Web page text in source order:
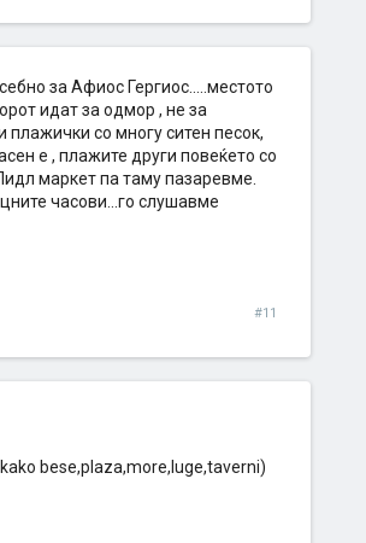
за Афиос Гергиос.....местото
идат за одмор , не за
со многу ситен песок,
е , плажите други повеќето со
маркет па таму пазаревме.
часови...го слушавме
#11
bese,plaza,more,luge,taverni)